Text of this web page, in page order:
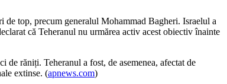
top, precum generalul Mohammad Bagheri. Israelul a
că Teheranul nu urmărea activ acest obiectiv înainte
răniți. Teheranul a fost, de asemenea, afectat de
extinse. (apnews.com)